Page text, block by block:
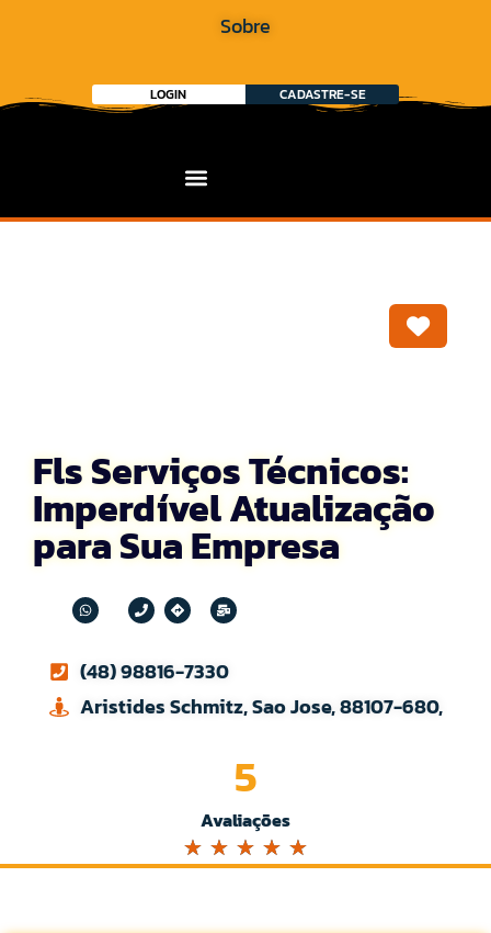
Sobre
LOGIN CADASTRE-SE
Fls Serviços Técnicos:
Imperdível Atualização
para Sua Empresa
(48) 98816-7330
Aristides Schmitz, Sao Jose, 88107-680,
Avaliações
5
☆ ☆ ☆ ☆ ☆